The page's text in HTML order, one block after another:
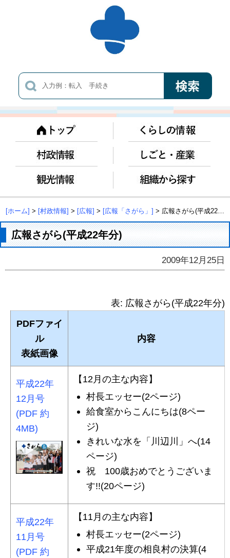
[ホーム] > [村政情報] > [広報] > [広報「さがら」] > 広報さがら(平成22年分)
広報さがら(平成22年分)
2009年12月25日
表: 広報さがら(平成22年分)
PDFファイ
ル
表紙画像
内容
平成22年
12月号
(PDF 約
4MB)
【12月の主な内容】
村長エッセー(2ページ)
給食室からこんにちは(8ペー
ジ)
きれいな水を「川辺川」へ(14
ページ)
祝 100歳おめでとうございま
す!!(20ページ)
平成22年
11月号
(PDF 約
【11月の主な内容】
村長エッセー(2ページ)
平成21年度の相良村の決算(4